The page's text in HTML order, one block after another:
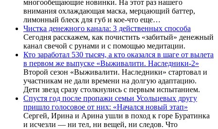
многообещающие новинки. На этот раз нашего
внимания охлаждающая маска, мерцающий баттер,
лимонный блеск для губ и кое-что еще…
Чистка денежного канала: 3 действенных способа
Сегодня расскажем, как почистить «забитый» денежный
канал свечой с рунами и с помощью медитации.
Кто заработал 530 тысяч, а кто оказался в шаге от вылета
в первом же выпуске «Выживалити. Наследники-2»
Второй сезон «Выживалити. Наследники» стартовал и
участникам не дали времени на долгую адаптацию.
Дети звезд сразу столкнулись с первым испытанием.
Спустя год после пропажи семьи Усольцевых другу
пришло голосовое от них: «Начался новый этап»
Сергей, Ирина и Арина ушли в поход к горе Буратинка
и исчезли — ни тел, ни вещей, ни следов. Что